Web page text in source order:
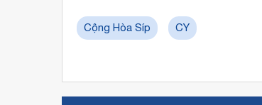
Cộng Hòa Síp CY